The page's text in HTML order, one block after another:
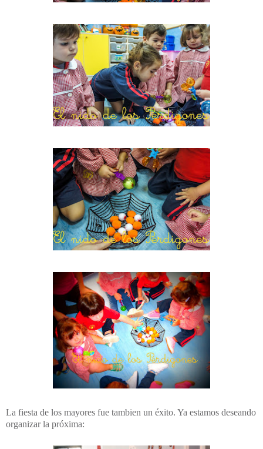
La fiesta de los mayores fue tambien un éxito. Ya estamos deseando
organizar la próxima: